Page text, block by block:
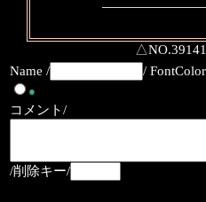
Name /
/
●
コメント/
/削除キー/